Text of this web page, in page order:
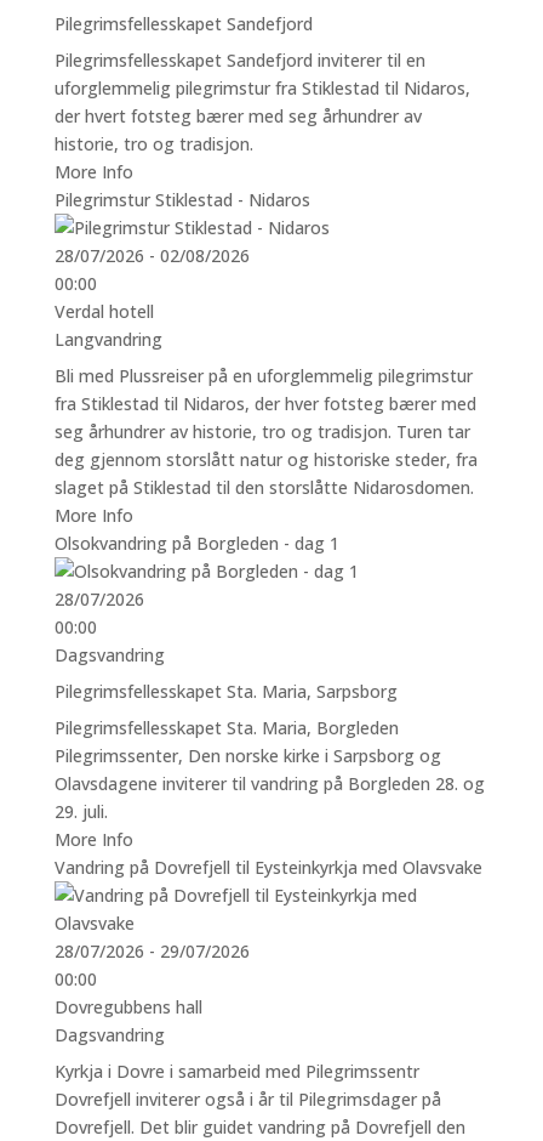
Pilegrimsfellesskapet Sandefjord
Pilegrimsfellesskapet Sandefjord inviterer til en
uforglemmelig pilegrimstur fra Stiklestad til Nidaros,
der hvert fotsteg bærer med seg århundrer av
historie, tro og tradisjon.
More Info
Pilegrimstur Stiklestad - Nidaros
28/07/2026 - 02/08/2026
00:00
Verdal hotell
Langvandring
Bli med Plussreiser på en uforglemmelig pilegrimstur
fra Stiklestad til Nidaros, der hver fotsteg bærer med
seg århundrer av historie, tro og tradisjon. Turen tar
deg gjennom storslått natur og historiske steder, fra
slaget på Stiklestad til den storslåtte Nidarosdomen.
More Info
Olsokvandring på Borgleden - dag 1
28/07/2026
00:00
Dagsvandring
Pilegrimsfellesskapet Sta. Maria, Sarpsborg
Pilegrimsfellesskapet Sta. Maria, Borgleden
Pilegrimssenter, Den norske kirke i Sarpsborg og
Olavsdagene inviterer til vandring på Borgleden 28. og
29. juli.
More Info
Vandring på Dovrefjell til Eysteinkyrkja med Olavsvake
28/07/2026 - 29/07/2026
00:00
Dovregubbens hall
Dagsvandring
Kyrkja i Dovre i samarbeid med Pilegrimssentr
Dovrefjell inviterer også i år til Pilegrimsdager på
Dovrefjell. Det blir guidet vandring på Dovrefjell den